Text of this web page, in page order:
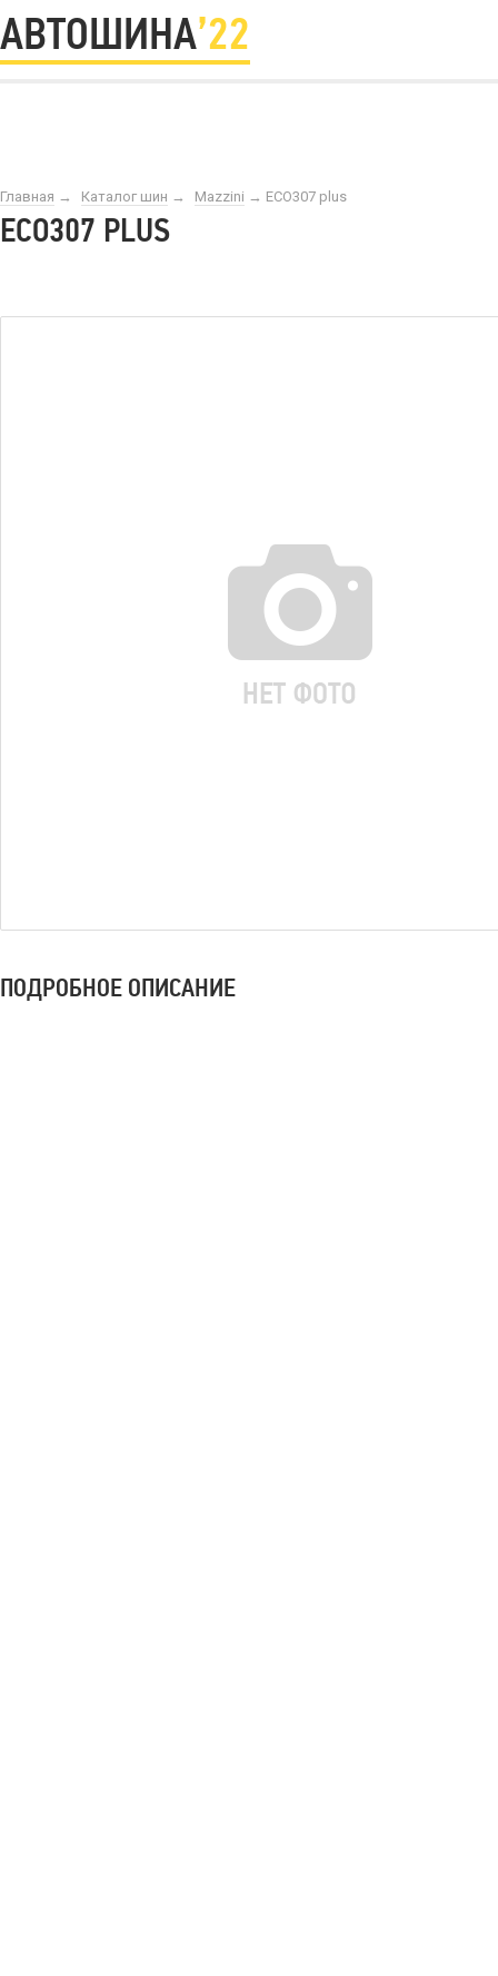
АВТОШИНА’22
Главная → Каталог шин → Mazzini → ECO307 plus
ECO307 PLUS
ПОДРОБНОЕ ОПИСАНИЕ